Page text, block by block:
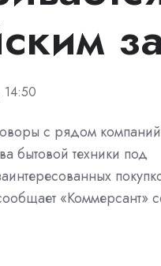
с рядом
бытовой техники под
«Коммерсант»